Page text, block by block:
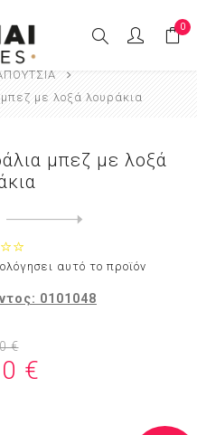
0
με λοξά λουράκια
μπεζ με λοξά
αυτό το προϊόν
0101048
€
€